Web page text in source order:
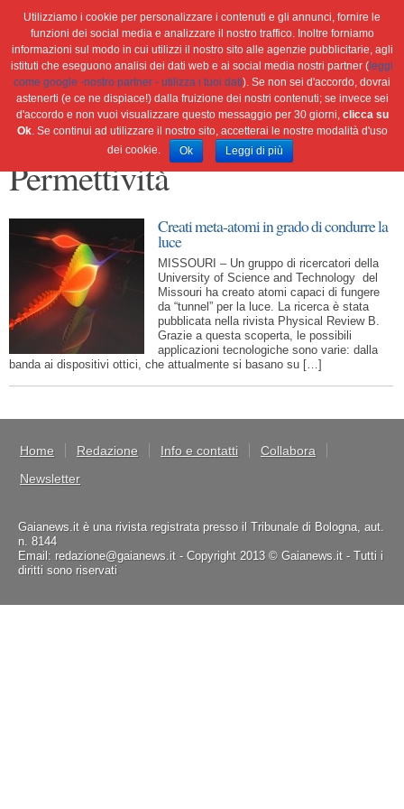
Home Ambiente Attualità
Cultura e società
Green economy
Salute Scienza&tec
Libri
Blog
Viaggi
Permettività
Creati meta-atomi in grado di condurre la
luce
MISSOURI – Un gruppo di ricercatori della
University of Science and Technology del
Missouri ha creato atomi capaci di fungere
da “tunnel” per la luce. La ricerca è stata
pubblicata nella rivista Physical Review B.
Grazie a questa scoperta, le possibili
applicazioni tecnologiche sono varie: dalla
banda ai dispositivi ottici, che attualmente si basano su […]
Home Redazione Info e contatti
Collabora
Newsletter
Gaianews.it è una rivista registrata presso il Tribunale di Bologna, aut.
n. 8144
Email: redazione@gaianews.it - Copyright 2013 © Gaianews.it - Tutti i
diritti sono riservati
Utilizziamo i cookie per personalizzare i contenuti e gli annunci, fornire le
funzioni dei social media e analizzare il nostro traffico. Inoltre forniamo
informazioni sul modo in cui utilizzi il nostro sito alle agenzie pubblicitarie, agli
istituti che eseguono analisi dei dati web e ai social media nostri partner ( leggi
come google -nostro partner - utilizza i tuoi dati). Se non sei d'accordo, dovrai
astenerti (e ce ne dispiace!) dalla fruizione dei nostri contenuti; se invece sei
d'accordo e non vuoi visualizzare questo messaggio per 30 giorni, clicca su
Ok. Se continui ad utilizzare il nostro sito, accetterai le nostre modalità d'uso
dei cookie.
Ok Leggi di più